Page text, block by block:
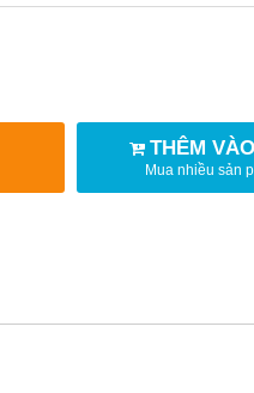
THÊM
Mua nhiều sản